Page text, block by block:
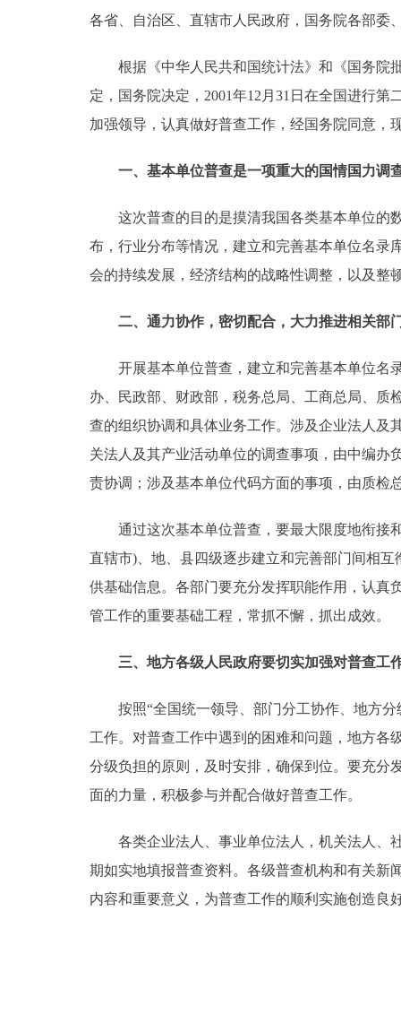
各省、自治区、直辖市人民政府，国务院各部委
根据《中华人民共和国统计法》和《国务院
定，国务院决定，2001年12月31日在全国进行
加强领导，认真做好普查工作，经国务院同意，
一、基本单位普查是一项重大的国情国力调
这次普查的目的是摸清我国各类基本单位的数
布，行业分布等情况，建立和完善基本单位名录
会的持续发展，经济结构的战略性调整，以及整
二、通力协作，密切配合，大力推进相关部
开展基本单位普查，建立和完善基本单位名录
办、民政部、财政部，税务总局、工商总局、质
查的组织协调和具体业务工作。涉及企业法人及
关法人及其产业活动单位的调查事项，由中编办
责协调；涉及基本单位代码方面的事项，由质检
通过这次基本单位普查，要最大限度地衔接和
直辖市)、地、县四级逐步建立和完善部门间相
供基础信息。各部门要充分发挥职能作用，认真
管工作的重要基础工程，常抓不懈，抓出成效。
三、地方各级人民政府要切实加强对普查工
按照“全国统一领导、部门分工协作、地方分
工作。对普查工作中遇到的困难和问题，地方各
分级负担的原则，及时安排，确保到位。要充分
面的力量，积极参与并配合做好普查工作。
各类企业法人、事业单位法人，机关法人、社
期如实地填报普查资料。各级普查机构和有关新
内容和重要意义，为普查工作的顺利实施创造良